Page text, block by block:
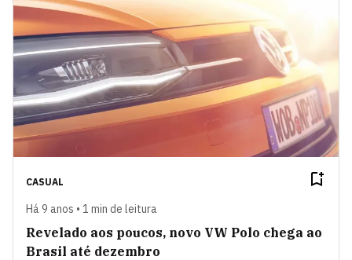
CASUAL
Há 9 anos • 1 min de leitura
Revelado aos poucos, novo VW Polo chega ao
Brasil até dezembro